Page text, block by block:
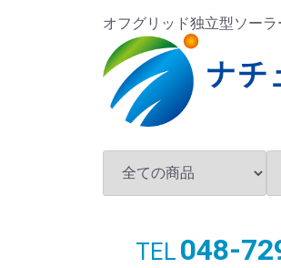
オフグリッド独立型ソー
TEL 048-